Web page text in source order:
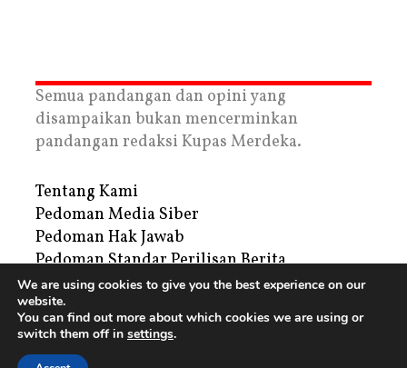
Semua pandangan dan opini yang
disampaikan bukan mencerminkan
pandangan redaksi Kupas Merdeka.
Tentang Kami
Pedoman Media Siber
Pedoman Hak Jawab
Pedoman Standar Perilisan Berita
Privacy Policy
Periklanan
Copyright © 2026 | PT. Tegar Kupas Mediatama
We are using cookies to give you the best experience on our
website.
You can find out more about which cookies we are using or
switch them off in settings.